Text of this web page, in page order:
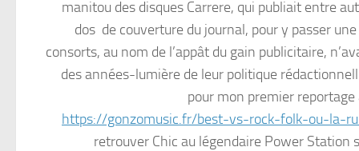
manitou des disques Carrere, qui publiait entre
dos de couverture du journal, pour y passer
consorts, au nom de l’appât du gain publicitaire,
des années-lumière de leur politique
pour mon premier reportage
https://gonzomusic.fr/best-vs-rock-folk-ou-la-
retrouver Chic au légendaire Power Station